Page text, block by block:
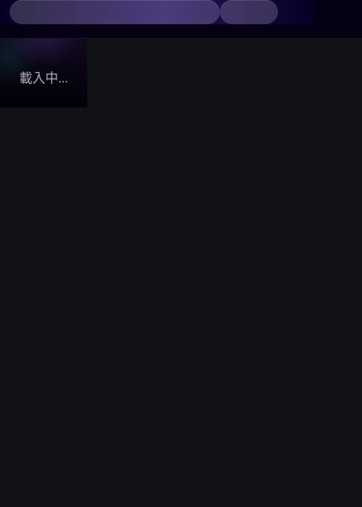
載入中...